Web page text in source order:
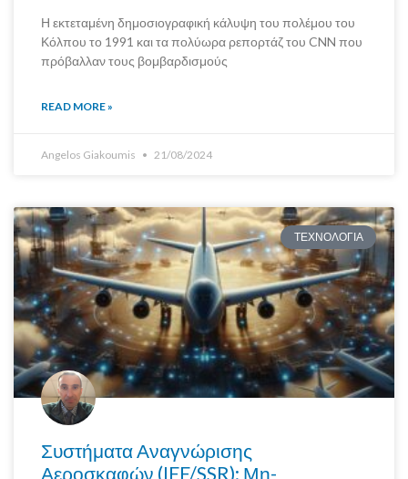
Η εκτεταμένη δημοσιογραφική κάλυψη του πολέμου του
Κόλπου το 1991 και τα πολύωρα ρεπορτάζ του CNN που
πρόβαλλαν τους βομβαρδισμούς
READ MORE »
Angelos Giakoumis 21/08/2024
ΤΕΧΝΟΛΟΓΙΑ
Συστήματα Αναγνώρισης
Αεροσκαφών (IFF/SSR): Μη-